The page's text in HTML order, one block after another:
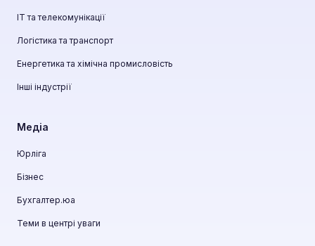
ІТ та телекомунікації
Логістика та транспорт
Енергетика та хімічна промисловість
Інші індустрії
Медіа
Юрліга
Бізнес
Бухгалтер.юа
Теми в центрі уваги